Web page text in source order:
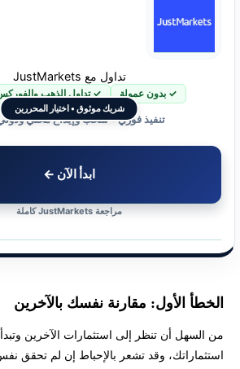
شريك موثوق • اختيار المحررين
تداول مع JustMarkets
✓ بدون عمولة ✓ تداول الذهب
تنفيذ فوري • سحب وإيداع محلي
ابدأ الآن ←
مراجعة JustMarkets كاملة
الخطأ الأول: مقارنة نفسك بالآخرين
من السهل أن تنظر إلى استثمارات الآخرين وتبدأ
استثماراتك، وقد تشعر بالإحباط إن لم تحقق نفس